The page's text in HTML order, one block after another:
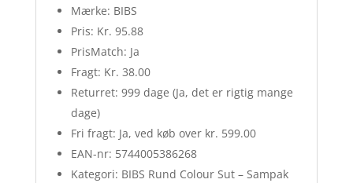
Mærke: BIBS
Pris: Kr. 95.88
PrisMatch: Ja
Fragt: Kr. 38.00
Returret: 999 dage (Ja, det er rigtig mange
dage)
Fri fragt: Ja, ved køb over kr. 599.00
EAN-nr: 5744005386268
Kategori: BIBS Rund Colour Sut – Sampak